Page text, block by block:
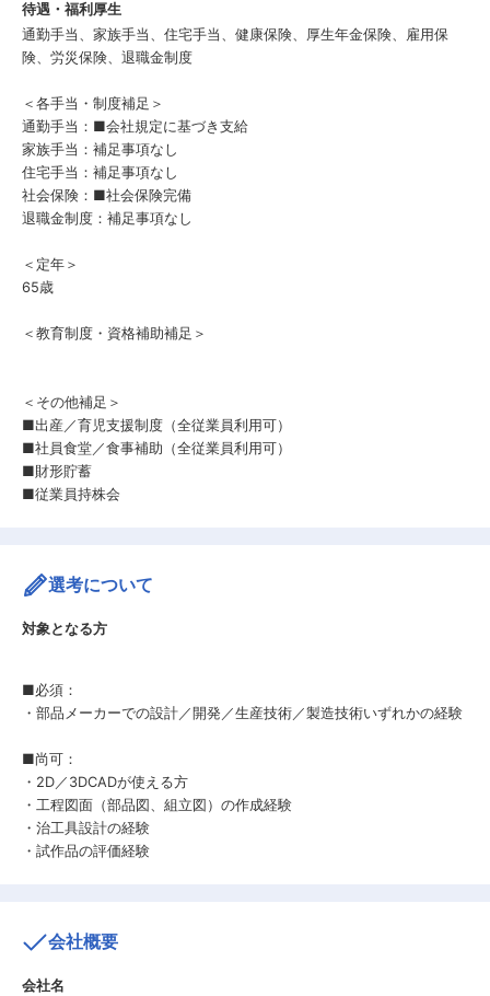
待遇・福利厚生
通勤手当、家族手当、住宅手当、健康保険、厚生年金保険、雇用保
険、労災保険、退職金制度
＜各手当・制度補足＞
通勤手当：■会社規定に基づき支給
家族手当：補足事項なし
住宅手当：補足事項なし
社会保険：■社会保険完備
退職金制度：補足事項なし
＜定年＞
65歳
＜教育制度・資格補助補足＞
＜その他補足＞
■出産／育児支援制度（全従業員利用可）
■社員食堂／食事補助（全従業員利用可）
■財形貯蓄
■従業員持株会
選考について
対象となる方
■必須：
・部品メーカーでの設計／開発／生産技術／製造技術いずれかの経験
■尚可：
・2D／3DCADが使える方
・工程図面（部品図、組立図）の作成経験
・治工具設計の経験
・試作品の評価経験
会社概要
会社名